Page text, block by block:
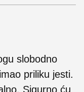
slobodno
priliku jesti.
Sigurno ću